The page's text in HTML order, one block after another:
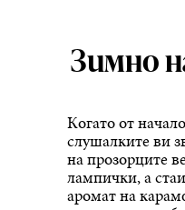
Зимно
Когато от
слушалките ви
на прозорците
лампички, а
аромат на